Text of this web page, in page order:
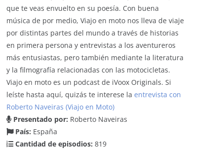
que te veas envuelto en su poesía. Con buena
música de por medio, Viajo en moto nos lleva de viaje
por distintas partes del mundo a través de historias
en primera persona y entrevistas a los aventureros
más entusiastas, pero también mediante la literatura
y la filmografía relacionadas con las motocicletas.
Viajo en moto es un podcast de iVoox Originals. Si
leíste hasta aquí, quizás te interese laentrevista con
Roberto Naveiras (Viajo en Moto)
Presentado por: Roberto Naveiras
País: España
Cantidad de episodios: 819